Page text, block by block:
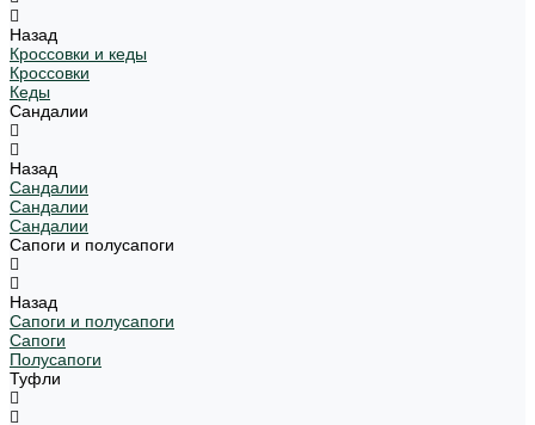
Назад
Кроссовки и кеды
Кроссовки
Кеды
Сандалии
Назад
Сандалии
Сандалии
Сандалии
Сапоги и полусапоги
Назад
Сапоги и полусапоги
Сапоги
Полусапоги
Туфли